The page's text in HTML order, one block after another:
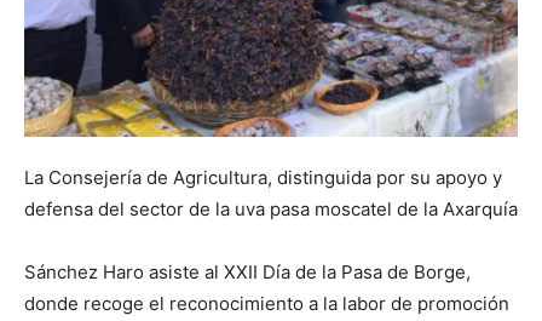
La Consejería de Agricultura, distinguida por su apoyo y
defensa del sector de la uva pasa moscatel de la Axarquía
Sánchez Haro asiste al XXII Día de la Pasa de Borge,
donde recoge el reconocimiento a la labor de promoción